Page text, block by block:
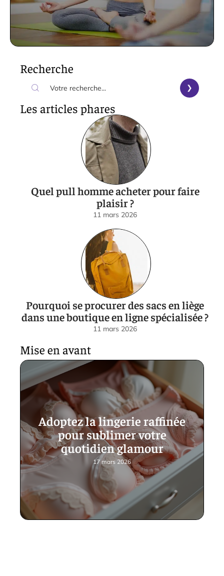
Recherche
Les articles phares
Quel pull homme acheter pour faire
plaisir ?
11 mars 2026
Pourquoi se procurer des sacs en liège
dans une boutique en ligne spécialisée ?
11 mars 2026
Mise en avant
Adoptez la lingerie raffinée
pour sublimer votre
quotidien glamour
17 mars 2026